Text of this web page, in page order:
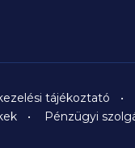
tájékoztató
Pénzügyi